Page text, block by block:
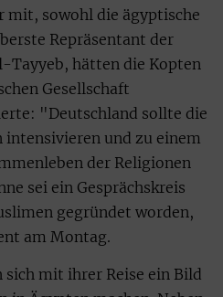
sowohl die ägyptische
Repräsentant der
Tayyeb, hätten die Kopten
Gesellschaft
"Deutschland sollte die
intensivieren und zu einem
der Religionen
sei ein Gesprächskreis
gegründet worden,
am Montag.
mit ihrer Reise ein Bild